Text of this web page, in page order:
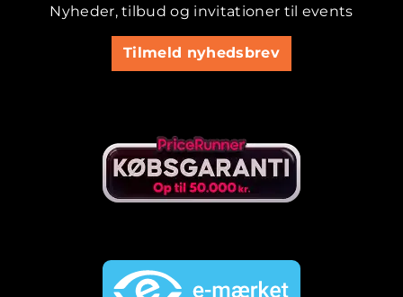
Nyheder, tilbud og invitationer til events
Tilmeld nyhedsbrev